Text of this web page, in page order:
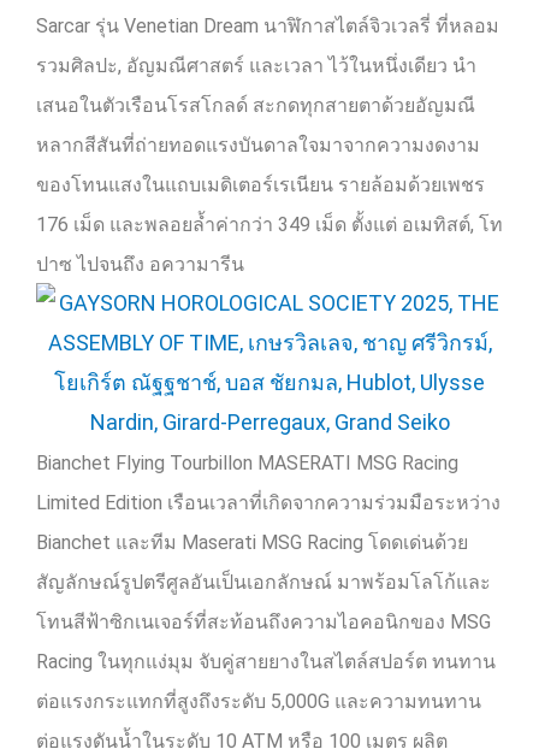
Sarcar รุ่น Venetian Dream นาฬิกาสไตล์จิวเวลรี่ ที่หลอม
รวมศิลปะ, อัญมณีศาสตร์ และเวลา ไว้ในหนึ่งเดียว นำ
เสนอในตัวเรือนโรสโกลด์ สะกดทุกสายตาด้วยอัญมณี
หลากสีสันที่ถ่ายทอดแรงบันดาลใจมาจากความงดงาม
ของโทนแสงในแถบเมดิเตอร์เรเนียน รายล้อมด้วยเพชร
176 เม็ด และพลอยล้ำค่ากว่า 349 เม็ด ตั้งแต่ อเมทิสต์, โท
ปาซ ไปจนถึง อความารีน
Bianchet Flying Tourbillon MASERATI MSG Racing
Limited Edition เรือนเวลาที่เกิดจากความร่วมมือระหว่าง
Bianchet และทีม Maserati MSG Racing โดดเด่นด้วย
สัญลักษณ์รูปตรีศูลอันเป็นเอกลักษณ์ มาพร้อมโลโก้และ
โทนสีฟ้าซิกเนเจอร์ที่สะท้อนถึงความไอคอนิกของ MSG
Racing ในทุกแง่มุม จับคู่สายยางในสไตล์สปอร์ต ทนทาน
ต่อแรงกระแทกที่สูงถึงระดับ 5,000G และความทนทาน
ต่อแรงดันน้ำในระดับ 10 ATM หรือ 100 เมตร ผลิต